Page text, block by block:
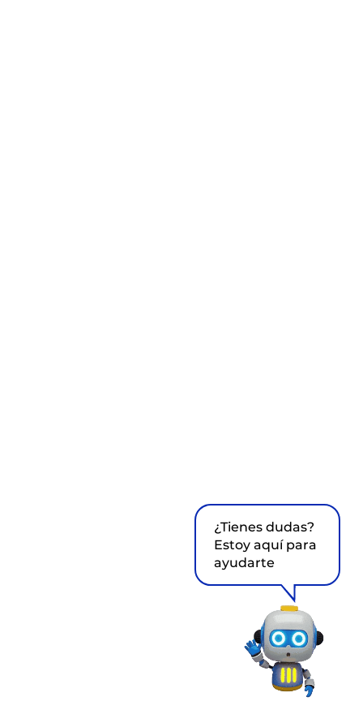
¿Tienes dudas?
Estoy aquí para
ayudarte